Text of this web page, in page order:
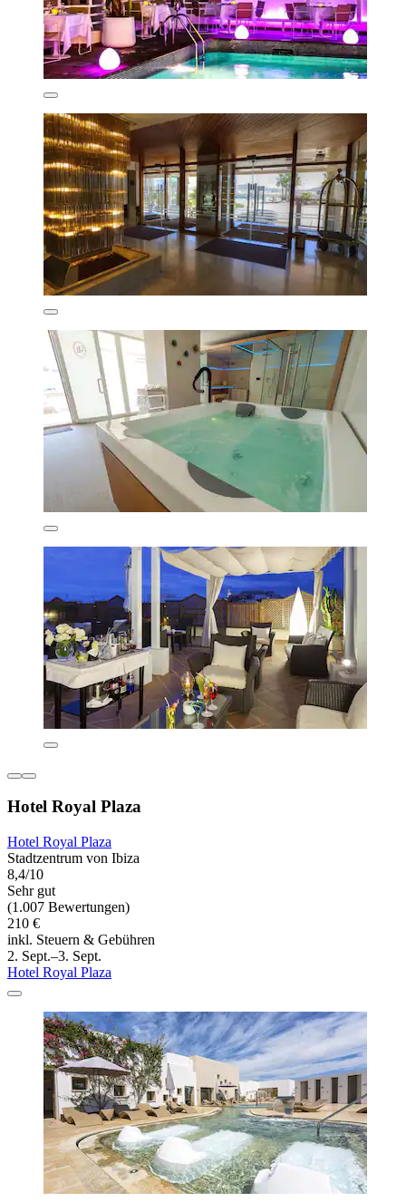
Hotel Royal Plaza
Hotel Royal Plaza
Stadtzentrum von Ibiza
8,4/10
Sehr gut
(1.007 Bewertungen)
210 €
inkl. Steuern & Gebühren
2. Sept.–3. Sept.
Hotel Royal Plaza